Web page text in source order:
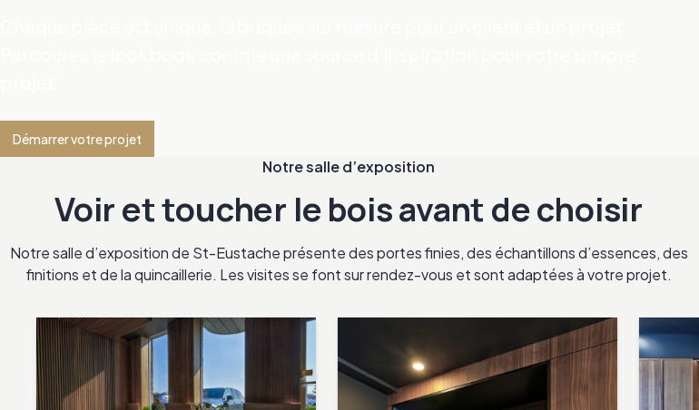
Démarrer votre projet
Notre salle d’exposition
Voir et toucher le bois avant de choisir
Notre salle d’exposition de St-Eustache présente des portes finies, des échantillons d’essences, des
finitions et de la quincaillerie. Les visites se font sur rendez-vous et sont adaptées à votre projet.